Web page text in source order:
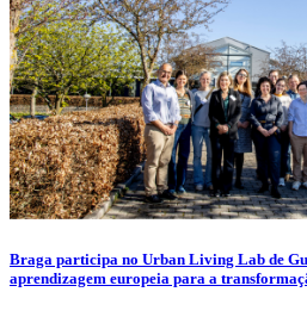
Braga participa no Urban Living Lab de
aprendizagem europeia para a